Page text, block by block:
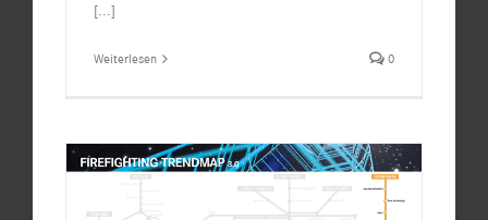
[...]
Weiterlesen 0